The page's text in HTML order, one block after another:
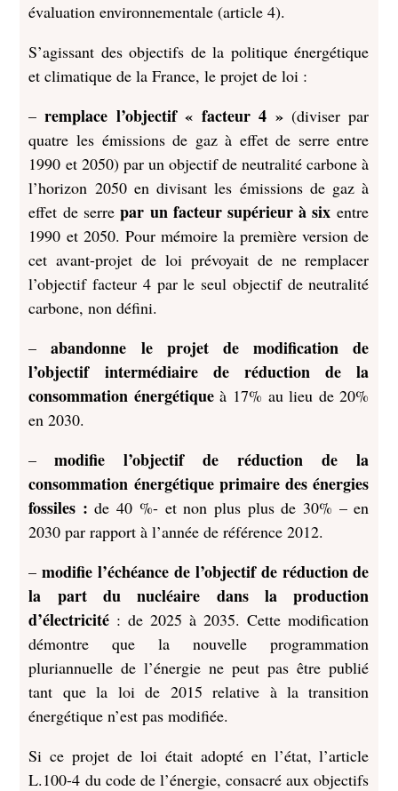
évaluation environnementale (article 4).
S’agissant des objectifs de la politique énergétique
et climatique de la France, le projet de loi :
–remplace l’objectif « facteur 4 »(diviser par
quatre les émissions de gaz à effet de serre entre
1990 et 2050) par un objectif de neutralité carbone à
l’horizon 2050 en divisant les émissions de gaz à
effet de serrepar un facteur supérieur à six entre
1990 et 2050. Pour mémoire la première version de
cet avant-projet de loi prévoyait de ne remplacer
l’objectif facteur 4 par le seul objectif de neutralité
carbone, non défini.
–abandonne le projet de modification de
l’objectif intermédiaire de réduction de la
consommation énergétiqueà 17% au lieu de 20%
en 2030.
–modifie l’objectif de réduction de la
consommation énergétique primaire des énergies
fossiles :de 40 %- et non plus plus de 30% – en
2030 par rapport à l’année de référence 2012.
– modifie l’échéance de l’objectif de réduction de
la part du nucléaire dans la production
d’électricité : de 2025 à 2035. Cette modification
démontre que la nouvelle programmation
pluriannuelle de l’énergie ne peut pas être publié
tant que la loi de 2015 relative à la transition
énergétique n’est pas modifiée.
Si ce projet de loi était adopté en l’état, l’article
L.100-4 du code de l’énergie, consacré aux objectifs